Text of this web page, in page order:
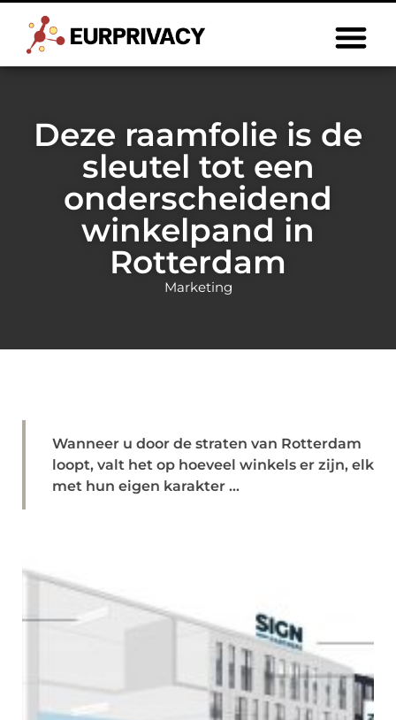
Deze raamfolie is de
sleutel tot een
onderscheidend
winkelpand in
Rotterdam
Marketing
Wanneer u door de straten van Rotterdam
loopt, valt het op hoeveel winkels er zijn, elk
met hun eigen karakter ...